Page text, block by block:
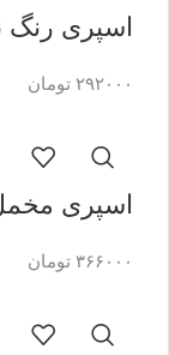
اسپری رنگ
۲۹۲۰۰۰ تومان
اسپری
۳۶۶۰۰۰ تومان